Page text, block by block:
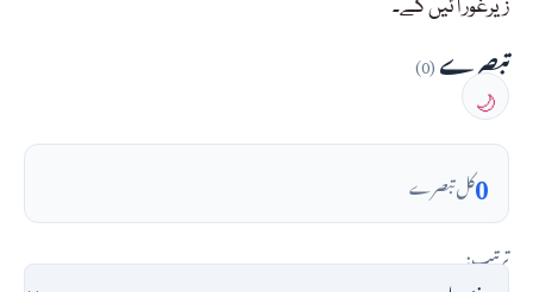
زیرغور آئیں گے۔
تبصرے(0)
🌙
0کل تبصرے
ترتیب: